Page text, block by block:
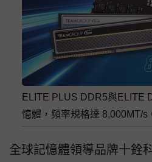
ELITE PLUS DDR5與ELITE
憶體，頻率規格達 8,000MT/s
全球記憶體領導品牌十銓